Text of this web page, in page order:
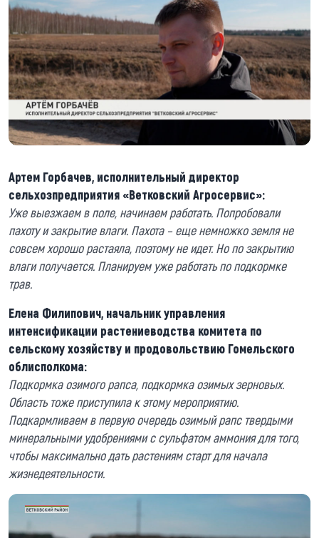
Артем Горбачев, исполнительный директор
сельхозпредприятия «Ветковский Агросервис»:
Уже выезжаем в поле, начинаем работать. Попробовали
пахоту и закрытие влаги. Пахота – еще немножко земля не
совсем хорошо растаяла, поэтому не идет. Но по закрытию
влаги получается. Планируем уже работать по подкормке
трав.
Елена Филипович, начальник управления
интенсификации растениеводства комитета по
сельскому хозяйству и продовольствию Гомельского
облисполкома:
Подкормка озимого рапса, подкормка озимых зерновых.
Область тоже приступила к этому мероприятию.
Подкармливаем в первую очередь озимый рапс твердыми
минеральными удобрениями с сульфатом аммония для того,
чтобы максимально дать растениям старт для начала
жизнедеятельности.